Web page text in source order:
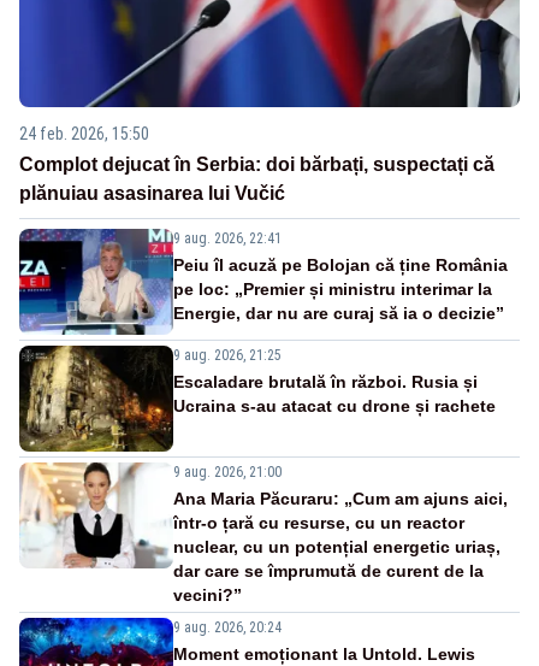
24 feb. 2026, 15:50
Complot dejucat în Serbia: doi bărbați, suspectați că
plănuiau asasinarea lui Vučić
9 aug. 2026, 22:41
Peiu îl acuză pe Bolojan că ține România
pe loc: „Premier și ministru interimar la
Energie, dar nu are curaj să ia o decizie”
9 aug. 2026, 21:25
Escaladare brutală în război. Rusia și
Ucraina s-au atacat cu drone și rachete
9 aug. 2026, 21:00
Ana Maria Păcuraru: „Cum am ajuns aici,
într-o țară cu resurse, cu un reactor
nuclear, cu un potențial energetic uriaș,
dar care se împrumută de curent de la
vecini?”
9 aug. 2026, 20:24
Moment emoționant la Untold. Lewis